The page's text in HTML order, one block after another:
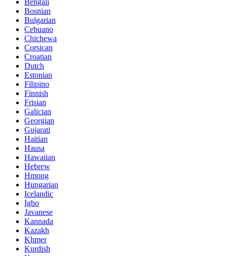
Bosnian
Bulgarian
Cebuano
Chichewa
Corsican
Croatian
Dutch
Estonian
Filipino
Finnish
Frisian
Galician
Georgian
Gujarati
Haitian
Hausa
Hawaiian
Hebrew
Hmong
Hungarian
Icelandic
Igbo
Javanese
Kannada
Kazakh
Khmer
Kurdish